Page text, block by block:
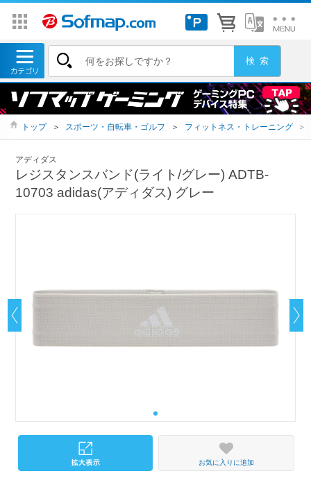
トップ ＞ スポーツ・自転車・ゴルフ ＞ フィットネス・トレーニング ＞
アディダス
レジスタンスバンド(ライト/グレー) ADTB-
10703 adidas(アディダス) グレー
お気に入りに追加